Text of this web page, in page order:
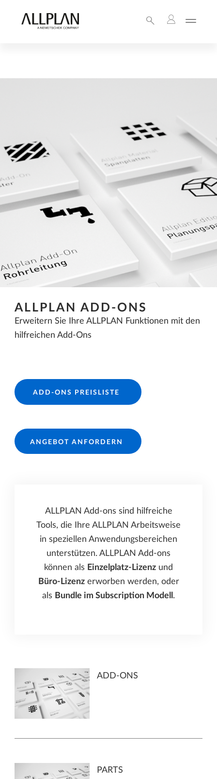
ALLPLAN ADD-ONS
Erweitern Sie Ihre ALLPLAN Funktionen mit den
hilfreichen Add-Ons
ADD-ONS PREISLISTE
ANGEBOT ANFORDERN
ALLPLAN Add-ons sind hilfreiche
Tools, die Ihre ALLPLAN Arbeitsweise
in speziellen Anwendungsbereichen
unterstützen. ALLPLAN Add-ons
können als Einzelplatz-Lizenz und
Büro-Lizenzerworben werden, oder
als Bundle im Subscription Modell .
ADD-ONS
PARTS